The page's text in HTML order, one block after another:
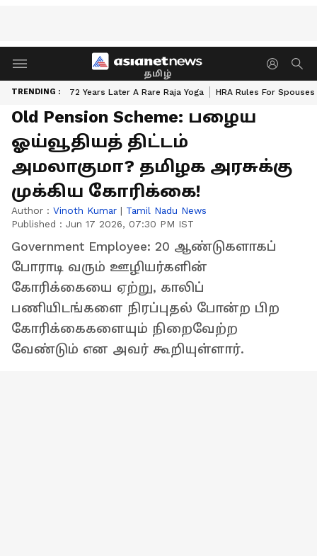
தமிழ்
TRENDING : 72 Years Later A Rare Raja Yoga HRA Rules For Spouses
Old Pension Scheme: பழைய
ஓய்வூதியத் திட்டம்
அமலாகுமா? தமிழக அரசுக்கு
முக்கிய கோரிக்கை!
Author : Vinoth Kumar | Tamil Nadu News
Published : Jun 17 2026, 07:30 PM IST
Government Employee: 20 ஆண்டுகளாகப்
போராடி வரும் ஊழியர்களின்
கோரிக்கையை ஏற்று, காலிப்
பணியிடங்களை நிரப்புதல் போன்ற பிற
கோரிக்கைகளையும் நிறைவேற்ற
வேண்டும் என அவர் கூறியுள்ளார்.